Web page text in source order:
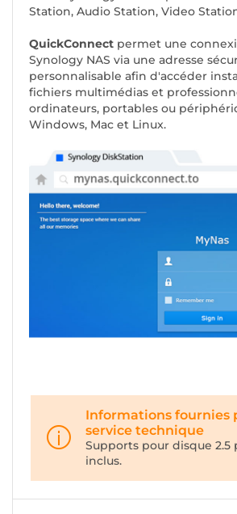
Station, Audio Station, Video
QuickConnect permet une
Synology NAS via une adresse
personnalisable afin d'accéder
fichiers multimédias et
ordinateurs, portables ou
Windows, Mac et Linux.
Informations fournies
service technique
Supports pour disque 2.5
inclus.